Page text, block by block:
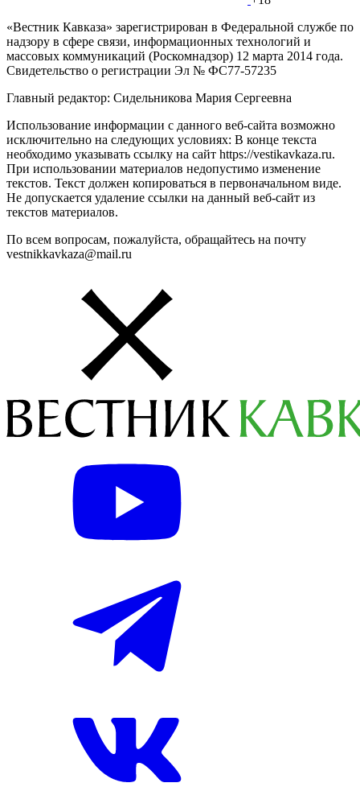
«Вестник Кавказа» зарегистрирован в Федеральной службе по
надзору в сфере связи, информационных технологий и
массовых коммуникаций (Роскомнадзор) 12 марта 2014 года.
Свидетельство о регистрации Эл № ФС77-57235
Главный редактор: Сидельникова Мария Сергеевна
Использование информации с данного веб-сайта возможно
исключительно на следующих условиях: В конце текста
необходимо указывать ссылку на сайт https://vestikavkaza.ru.
При использовании материалов недопустимо изменение
текстов. Текст должен копироваться в первоначальном виде.
Не допускается удаление ссылки на данный веб-сайт из
текстов материалов.
По всем вопросам, пожалуйста, обращайтесь на почту
vestnikkavkaza@mail.ru